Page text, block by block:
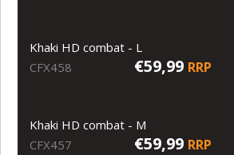
Khaki HD combat - L
CFX458
€59,99 RRP
Khaki HD combat - M
CFX457
€59,99 RRP